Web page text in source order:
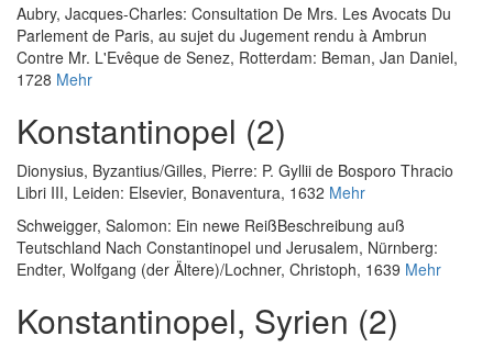
Aubry, Jacques-Charles: Consultation De Mrs. Les Avocats Du
Parlement de Paris, au sujet du Jugement rendu à Ambrun
Contre Mr. L'Evêque de Senez, Rotterdam: Beman, Jan Daniel,
1728 Mehr
Konstantinopel (2)
Dionysius, Byzantius/Gilles, Pierre: P. Gyllii de Bosporo Thracio
Libri III, Leiden: Elsevier, Bonaventura, 1632 Mehr
Schweigger, Salomon: Ein newe ReißBeschreibung auß
Teutschland Nach Constantinopel und Jerusalem, Nürnberg:
Endter, Wolfgang (der Ältere)/Lochner, Christoph, 1639 Mehr
Konstantinopel, Syrien (2)